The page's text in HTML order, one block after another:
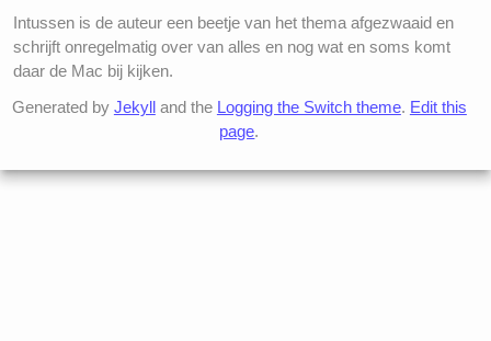
Intussen is de auteur een beetje van het thema afgezwaaid en
schrijft onregelmatig over van alles en nog wat en soms komt
daar de Mac bij kijken.
Generated by Jekylland the Logging the Switch theme. Edit this
page.